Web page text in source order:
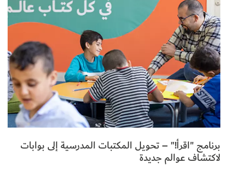
برنامج "اقرأ!" – تحويل المكتبات المدرسية إلى بوابات
لاكتشاف عوالم جديدة